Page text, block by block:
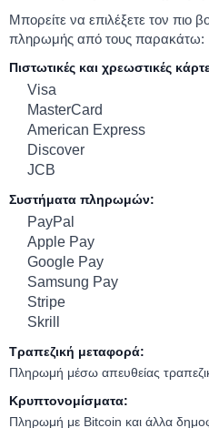
Μπορείτε να επιλέξετε τον πιο
πληρωμής από τους παρακάτω:
Πιστωτικές και χρεωστικές
Visa
MasterCard
American Express
Discover
JCB
Συστήματα πληρωμών:
PayPal
Apple Pay
Google Pay
Samsung Pay
Stripe
Skrill
Τραπεζική μεταφορά:
Πληρωμή μέσω απευθείας
Κρυπτονομίσματα:
Πληρωμή με Bitcoin και άλλα